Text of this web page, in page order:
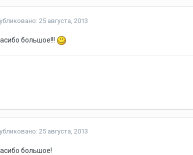
25 августа, 2013
большое!!!
25 августа, 2013
большое!